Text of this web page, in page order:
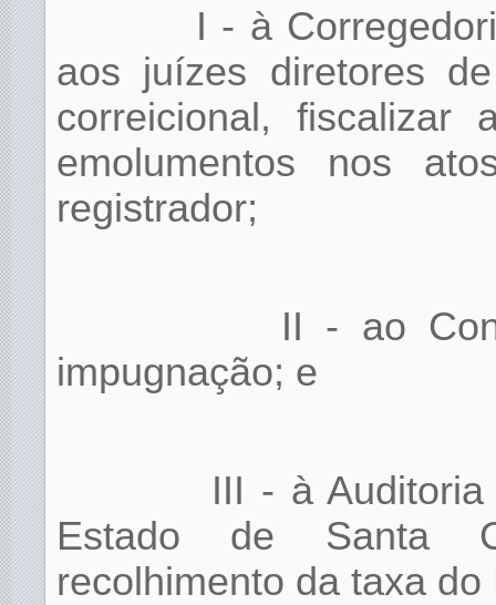
I - à
aos juízes diretores
correicional,
emolumentos nos
registrador;
II - ao
impugnação; e
III - à
Estado de Santa
recolhimento da taxa do